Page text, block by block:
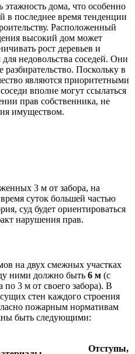
этажность дома, что особенно
в последнее время тенденции
Расположенный
высокий дом может
рост деревьев и
недовольства соседей. Они
Поскольку в
являются приоритетными
вполне могут ссылаться
прав собственника, не
имуществом.
3 м от забора, на
суток большей частью
суд будет ориентироваться
нарушения прав.
на двух смежных участках
ними должно быть 6 м (с
по 3 м от своего забора). В
стен каждого строения
пожарным нормативам
быть следующими:
Отступы,